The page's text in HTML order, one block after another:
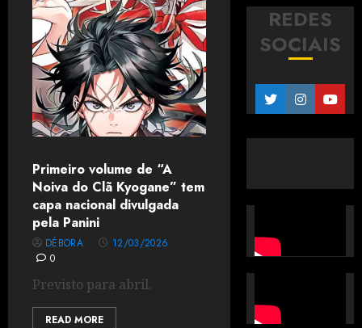
Primeiro volume de “A
Noiva do Clã Kyogane” tem
capa nacional divulgada
pela Panini
DÉBORA
12/03/2026
0
Previsto para abril.
READ MORE
REDES
SOCIAIS